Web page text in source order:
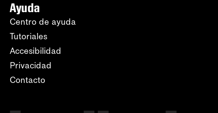
Ayuda
Centro de ayuda
Tutoriales
Accesibilidad
Privacidad
Contacto